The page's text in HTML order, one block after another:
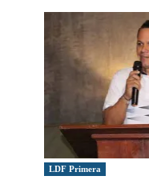
Conmebol
reprogramó
solicitará
mover
las
LDF Primera